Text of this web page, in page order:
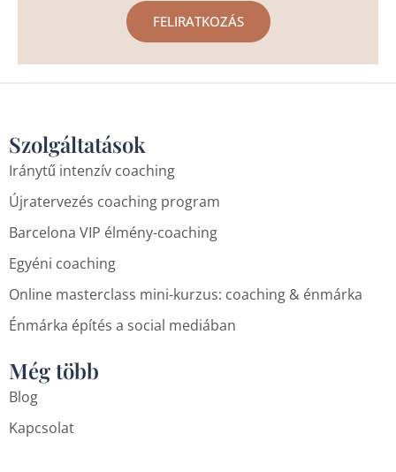
FELIRATKOZÁS
Szolgáltatások
Iránytű intenzív coaching
Újratervezés coaching program
Barcelona VIP élmény-coaching
Egyéni coaching
Online masterclass mini-kurzus: coaching & énmárka
Énmárka építés a social mediában
Még több
Blog
Kapcsolat